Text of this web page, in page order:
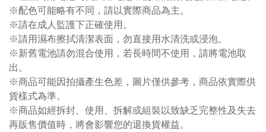
※配色可能略有不同，請以實際商品為主。
※請在成人監護下正確使用。
※請用濕布擦拭清潔表面，勿直接用水清洗或浸泡。
※新舊電池請勿混合使用，若長時間不使用，請將電池取
出。
※商品可能因拍攝產生色差，圖片僅供參考，商品依實際供
貨樣式為準。
※商品如經拆封、使用、拆解或組裝以致缺乏完整性及失去
再販售價值時，將會影響您的退換貨權益。